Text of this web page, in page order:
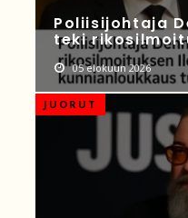
Poliisijohtaja
teki
05 elokuun 2026
JUORUT